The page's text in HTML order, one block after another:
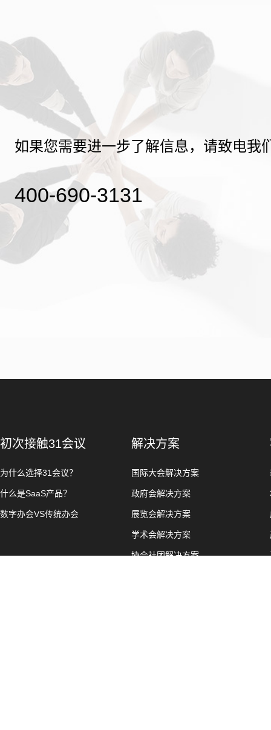
如果您需要进一步了解信息，请致电我
400-690-3131
初次接触31会议
为什么选择31会议？
什么是SaaS产品？
数字办会VS传统办会
解决方案
国际大会解决方案
政府会解决方案
展览会解决方案
学术会解决方案
协会社团解决方案